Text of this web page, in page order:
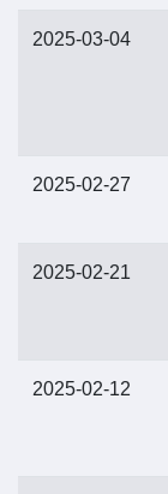
2025-03-04
2025-02-27
2025-02-21
2025-02-12